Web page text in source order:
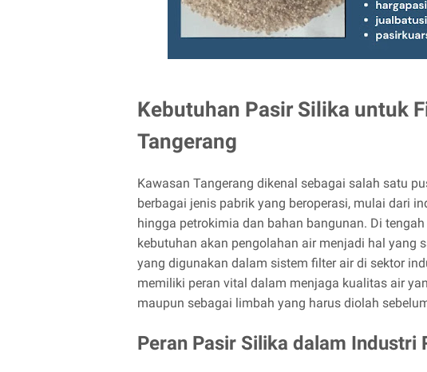
Kebutuhan Pasir Silika untuk
Tangerang
Kawasan Tangerang dikenal sebagai salah satu
berbagai jenis pabrik yang beroperasi, mulai dari
hingga petrokimia dan bahan bangunan. Di
kebutuhan akan pengolahan air menjadi hal yang
yang digunakan dalam sistem filter air di sektor
memiliki peran vital dalam menjaga kualitas air
maupun sebagai limbah yang harus diolah
Peran Pasir Silika dalam Industri